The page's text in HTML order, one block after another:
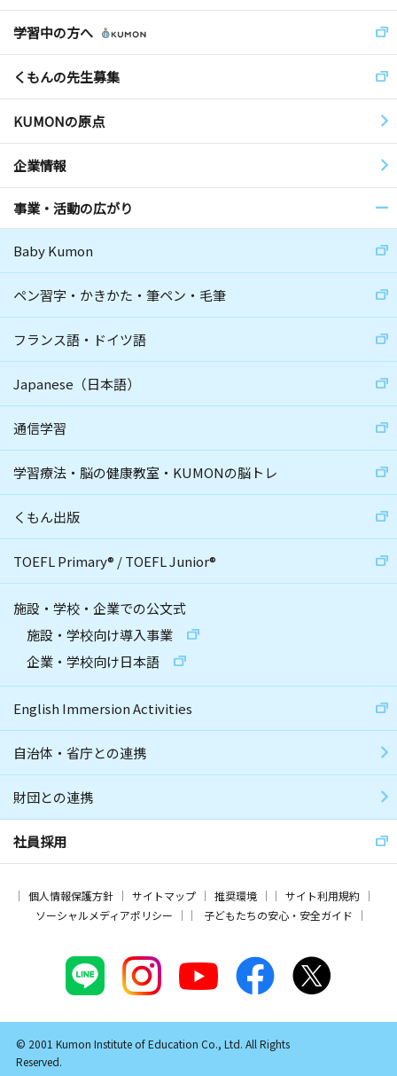
学習中の方へ
くもんの先生募集
KUMONの原点
企業情報
事業・活動の広がり
Baby Kumon
ペン習字・かきかた・筆ペン・毛筆
フランス語・ドイツ語
Japanese（日本語）
通信学習
学習療法・脳の健康教室・KUMONの脳トレ
くもん出版
TOEFL Primary® /TOEFL Junior®
施設・学校・企業での公文式
施設・学校向け導入事業
企業・学校向け日本語
English Immersion Activities
自治体・省庁との連携
財団との連携
社員採用
個人情報保護方針 サイトマップ 推奨環境
サイト利用規約
ソーシャルメディアポリシー
子どもたちの安心・安全ガイド
© 2001 Kumon Institute of Education Co., Ltd. All Rights
Reserved.